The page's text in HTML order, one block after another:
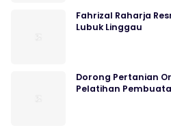
Fahrizal Raharja
Lubuk Linggau
Dorong Pertanian
Pelatihan